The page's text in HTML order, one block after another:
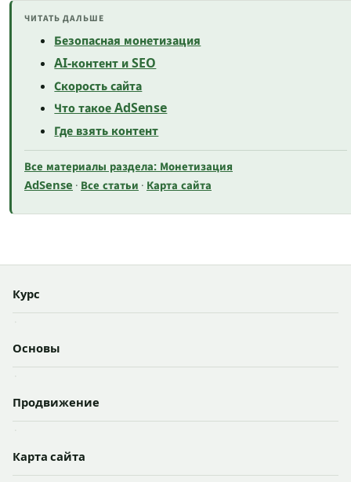
ЧИТАТЬ ДАЛЬШЕ
Безопасная монетизация
AI-контент и SEO
Скорость сайта
Что такое AdSense
Где взять контент
Все материалы раздела: Монетизация
AdSense · Все статьи · Карта сайта
Курс
·
Основы
·
Продвижение
·
Карта сайта